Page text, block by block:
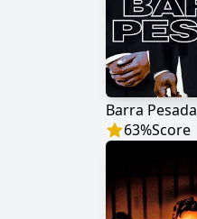
Barra Pesada
63%Score